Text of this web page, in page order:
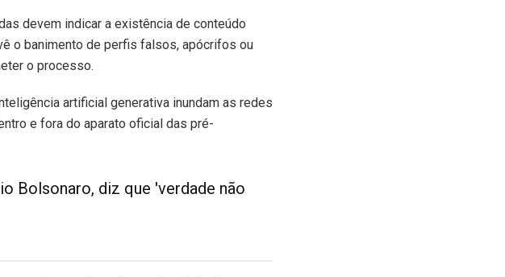
devem indicar a existência de conteúdo
o banimento de perfis falsos, apócrifos ou
o processo.
artificial generativa inundam as redes
e fora do aparato oficial das pré-
Bolsonaro, diz que 'verdade não